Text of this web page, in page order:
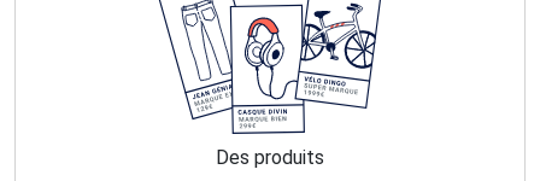
Des produits